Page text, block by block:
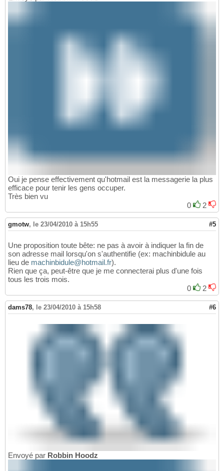
Oui je pense effectivement qu'hotmail est la messagerie la plus
efficace pour tenir les gens occuper.
Très bien vu
0
2
gmotw, le 23/04/2010 à 15h55 #5
Une proposition toute bête: ne pas à avoir à indiquer la fin de
son adresse mail lorsqu'on s'authentifie (ex: machinbidule au
lieu de machinbidule@hotmail.fr).
Rien que ça, peut-être que je me connecterai plus d'une fois
tous les trois mois.
0
2
dams78, le 23/04/2010 à 15h58 #6
Envoyé par Robbin Hoodz